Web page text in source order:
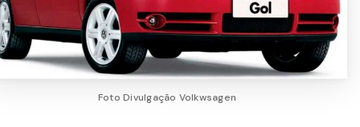
Foto Divulgação Volkwsagen